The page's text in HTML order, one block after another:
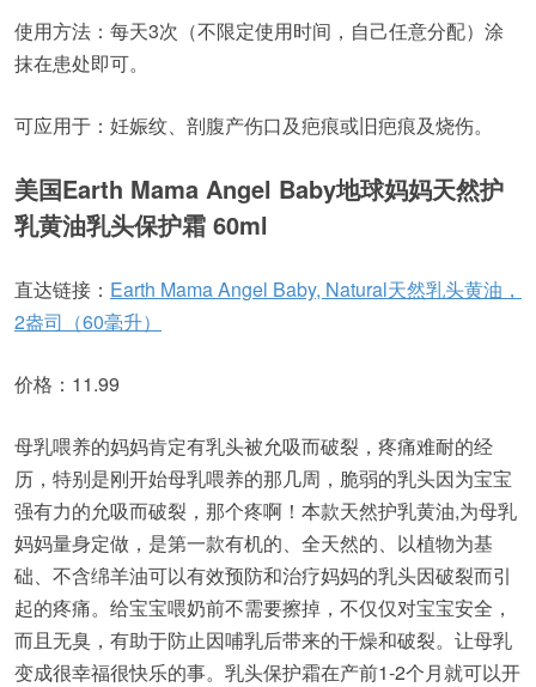
使用方法：每天3次（不限定使用时间，自己任意分配）涂
抹在患处即可。
可应用于：妊娠纹、剖腹产伤口及疤痕或旧疤痕及烧伤。
美国Earth Mama Angel Baby地球妈妈天然护
乳黄油乳头保护霜 60ml
直达链接： Earth Mama Angel Baby, Natural天然乳头黄油，
2盎司（60毫升）
价格：11.99
母乳喂养的妈妈肯定有乳头被允吸而破裂，疼痛难耐的经
历，特别是刚开始母乳喂养的那几周，脆弱的乳头因为宝宝
强有力的允吸而破裂，那个疼啊！本款天然护乳黄油,为母乳
妈妈量身定做，是第一款有机的、全天然的、以植物为基
础、不含绵羊油可以有效预防和治疗妈妈的乳头因破裂而引
起的疼痛。给宝宝喂奶前不需要擦掉，不仅仅对宝宝安全，
而且无臭，有助于防止因哺乳后带来的干燥和破裂。让母乳
变成很幸福很快乐的事。乳头保护霜在产前1-2个月就可以开